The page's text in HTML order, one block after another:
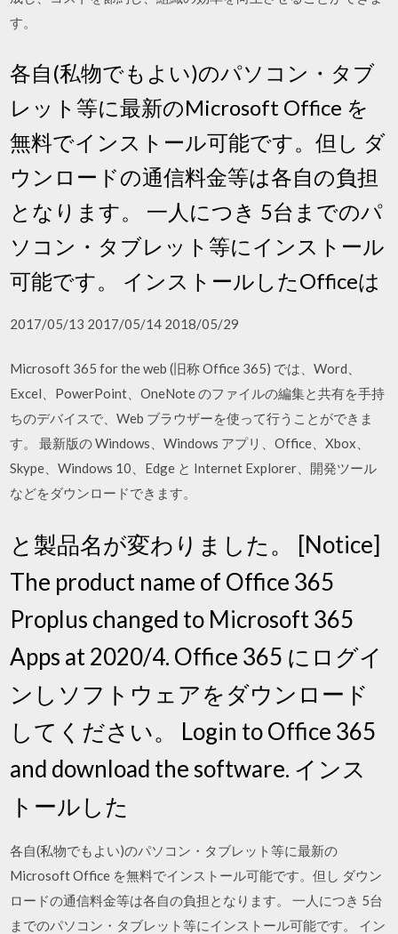
す。
各自(私物でもよい)のパソコン・タブ
レット等に最新のMicrosoft Office を
無料でインストール可能です。但し ダ
ウンロードの通信料金等は各自の負担
となります。 一人につき 5台までのパ
ソコン・タブレット等にインストール
可能です。 インストールしたOfficeは
2017/05/13 2017/05/14 2018/05/29
Microsoft 365 for the web (旧称 Office 365) では、Word、
Excel、PowerPoint、OneNote のファイルの編集と共有を手持
ちのデバイスで、Web ブラウザーを使って行うことができま
す。 最新版の Windows、Windows アプリ、Office、Xbox、
Skype、Windows 10、Edge と Internet Explorer、開発ツール
などをダウンロードできます。
と製品名が変わりました。 [Notice]
The product name of Office 365
Proplus changed to Microsoft 365
Apps at 2020/4. Office 365 にログイ
ンしソフトウェアをダウンロード
してください。 Login to Office 365
and download the software. インス
トールした
各自(私物でもよい)のパソコン・タブレット等に最新の
Microsoft Office を無料でインストール可能です。但し ダウン
ロードの通信料金等は各自の負担となります。 一人につき 5台
までのパソコン・タブレット等にインストール可能です。 イン